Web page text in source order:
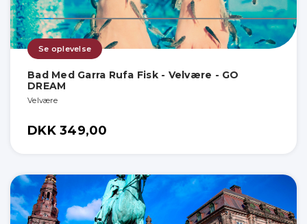
Se oplevelse
Bad Med Garra Rufa Fisk - Velvære - GO
DREAM
Velvære
DKK 349,00